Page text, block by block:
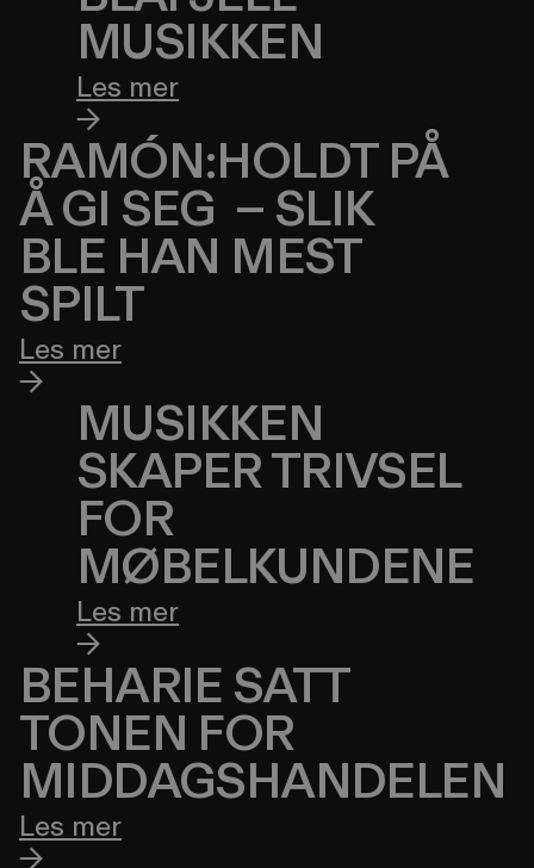
MUSIKKEN
Les mer
RAMÓN:HOLDT PÅ
Å GI SEG – SLIK
BLE HAN MEST
SPILT
Les mer
MUSIKKEN
SKAPER TRIVSEL
FOR
MØBELKUNDENE
Les mer
BEHARIE SATT
TONEN FOR
MIDDAGSHANDELEN
Les mer